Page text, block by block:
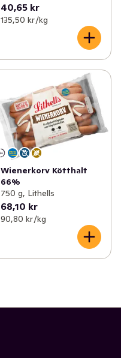
40,65 kr
135,50 kr /kg
Wienerkorv Kötthalt
66%
750 g, Lithells
68,10 kr
90,80 kr /kg